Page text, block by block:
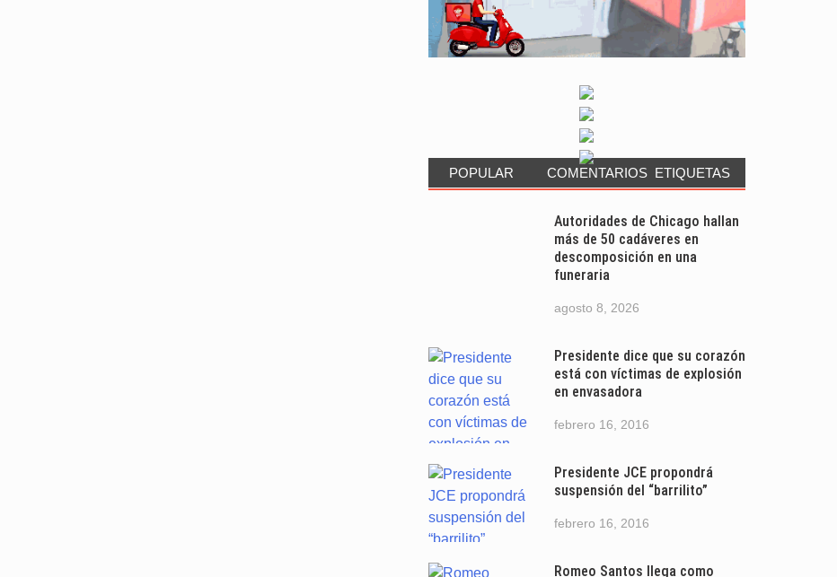
POPULAR COMENTARIOS ETIQUETAS
Autoridades de Chicago hallan
más de 50 cadáveres en
descomposición en una
funeraria
agosto 8, 2026
Presidente dice que su corazón
está con víctimas de explosión
en envasadora
febrero 16, 2016
Presidente JCE propondrá
suspensión del “barrilito”
febrero 16, 2016
Romeo Santos llega como